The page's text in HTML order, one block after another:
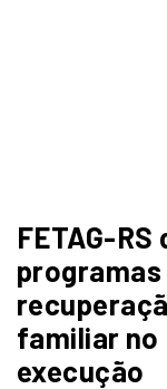
FETAG-
familiar no
execução